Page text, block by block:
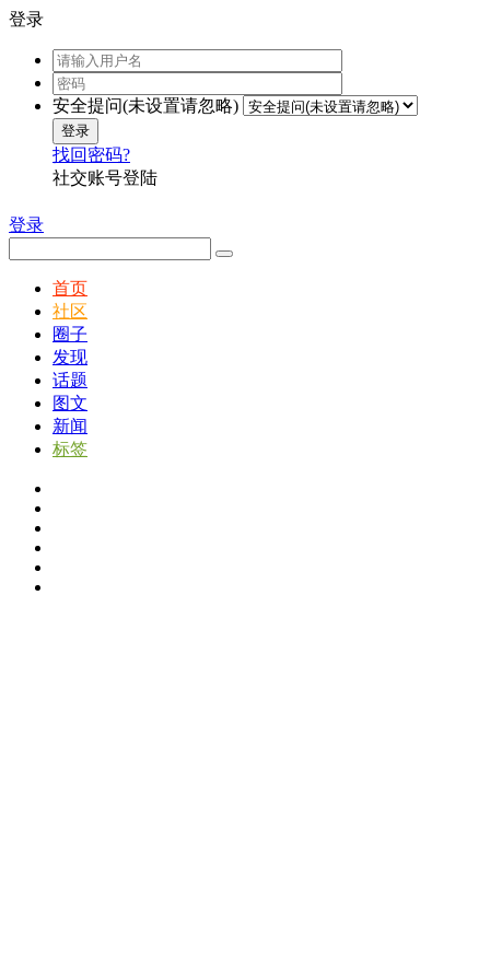
登录
安全提问(未设置请忽略)
登录
找回密码?
社交账号登陆
登录
首页
社区
圈子
发现
话题
图文
新闻
标签